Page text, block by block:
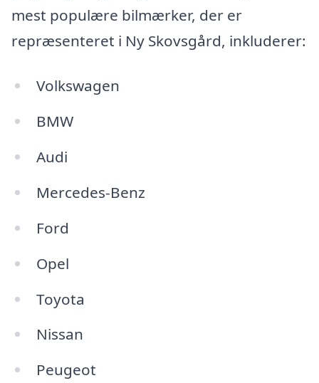
mest populære bilmærker, der er
repræsenteret i Ny Skovsgård, inkluderer:
Volkswagen
BMW
Audi
Mercedes-Benz
Ford
Opel
Toyota
Nissan
Peugeot